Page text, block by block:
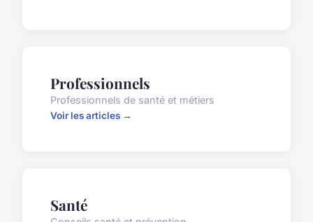
Professionnels
Professionnels de santé et métiers
Voir les articles →
Santé